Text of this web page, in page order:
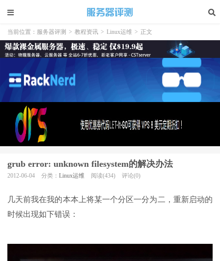
当前位置： 服务器评测 > 教程资讯 > Linux运维 > 正文
grub error: unknown filesystem的解决办法
2012-06-04 分类： Linux运维 阅读(434) 评论(0)
几天前我在我的本本上将某一个分区一分为二，重新启动的
时候出现如下错误：